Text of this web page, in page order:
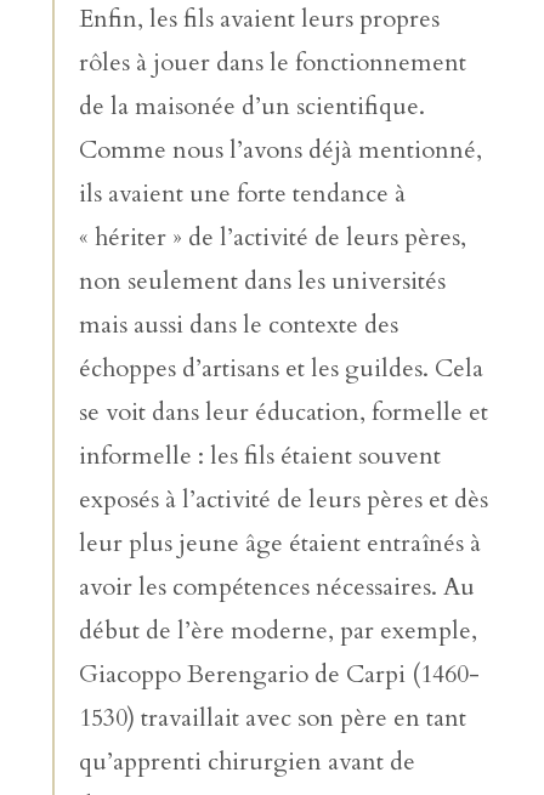
Enfin, les fils avaient leurs propres
rôles à jouer dans le fonctionnement
de la maisonée d’un scientifique.
Comme nous l’avons déjà mentionné,
ils avaient une forte tendance à
« hériter » de l’activité de leurs pères,
non seulement dans les universités
mais aussi dans le contexte des
échoppes d’artisans et les guildes. Cela
se voit dans leur éducation, formelle et
informelle : les fils étaient souvent
exposés à l’activité de leurs pères et dès
leur plus jeune âge étaient entraînés à
avoir les compétences nécessaires. Au
début de l’ère moderne, par exemple,
Giacoppo Berengario de Carpi (1460-
1530) travaillait avec son père en tant
qu’apprenti chirurgien avant de